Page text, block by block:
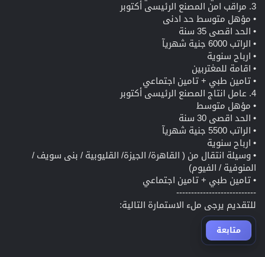
3. مراقب امن المصنع الرئيسى أكتوبر
• مؤهل متوسط حد ادنى
• الحد اقصى 35 سنة
• الراتب 6000 جنية شهريآ
• ارباح سنوية
• اقامة للمغتربين
• تامين طبي + تامين اجتماعي
4. عامل انتاج المصنع الرئيسى أكتوبر
• مؤهل متوسط
• الحد اقصى 30 سنة
• الراتب 5500 جنية شهريآ
• ارباح سنوية
• وسيلة انتقال من ( القاهرة/ الجيزة/ القليوبية / بنى سويف /
المنوفية / الفيوم)
• تامين طبي + تامين اجتماعي
---------------------------
للتقديم يرجى ملء الاستمارة التالية:
متابعة